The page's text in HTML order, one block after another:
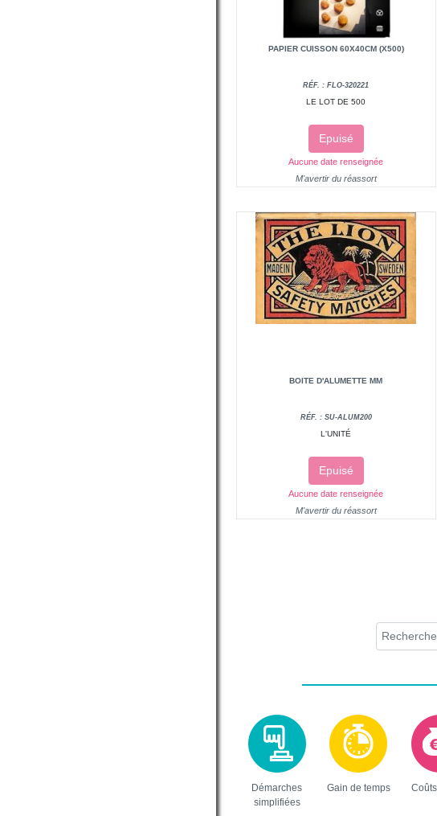
PAPIER CUISSON 60X40CM (X500)
RÉF. : FLO-320221
LE LOT DE 500
Epuisé
Aucune date renseignée
M'avertir du réassort
BOITE D'ALUMETTE MM
RÉF. : SU-ALUM200
L'UNITÉ
Epuisé
Aucune date renseignée
M'avertir du réassort
Démarches
simplifiées
Gain de temps